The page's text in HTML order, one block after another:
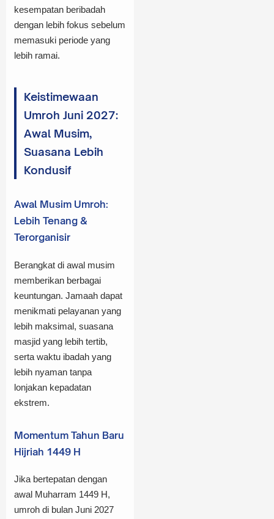
kesempatan beribadah
dengan lebih fokus sebelum
memasuki periode yang
lebih ramai.
Keistimewaan
Umroh Juni 2027:
Awal Musim,
Suasana Lebih
Kondusif
Awal Musim Umroh:
Lebih Tenang &
Terorganisir
Berangkat di awal musim
memberikan berbagai
keuntungan. Jamaah dapat
menikmati pelayanan yang
lebih maksimal, suasana
masjid yang lebih tertib,
serta waktu ibadah yang
lebih nyaman tanpa
lonjakan kepadatan
ekstrem.
Momentum Tahun Baru
Hijriah 1449 H
Jika bertepatan dengan
awal Muharram 1449 H,
umroh di bulan Juni 2027